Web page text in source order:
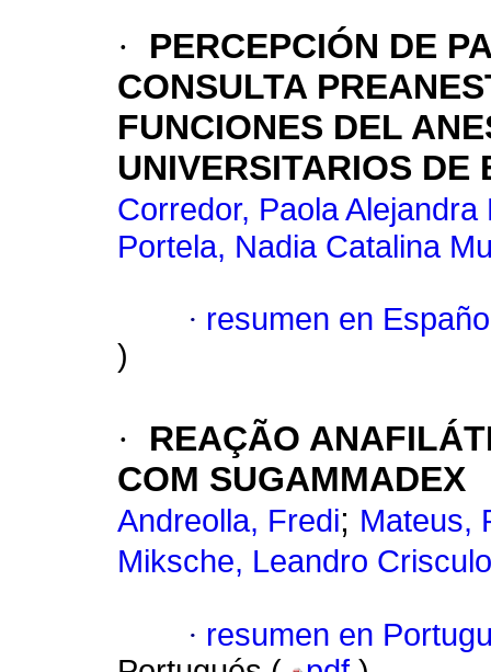
·
PERCEPCIÓN DE
CONSULTA
FUNCIONES DEL
UNIVERSITARIOS
Corredor, Paola Alejandra
Portela, Nadia Catalina
· resumen en
)
·
REAÇÃO
COM SUGAMMADEX
Andreolla, Fredi; Mateus,
Miksche, Leandro Crisculo
· resumen en